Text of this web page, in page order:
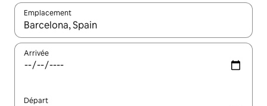
Emplacement
Quand les résultats sont affichés, parcourez-les en utilisant
Arrivée
Départ